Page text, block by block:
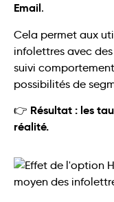
Email.
Cela permet aux
infolettres avec
suivi
possibilités de
👉 Résultat : les
réalité.